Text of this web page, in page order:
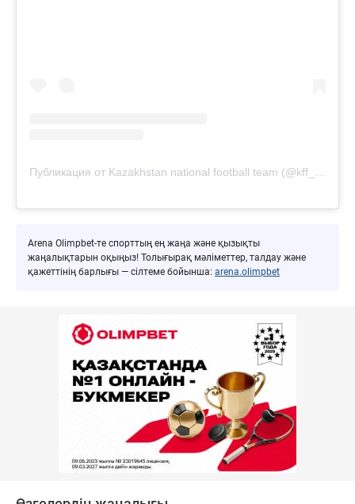
Arena Olimpbet-те спорттың ең жаңа және қызықты
жаңалықтарын оқыңыз! Толығырақ мәліметтер, талдау және
қажеттінің барлығы — сілтеме бойынша: arena.olimpbet